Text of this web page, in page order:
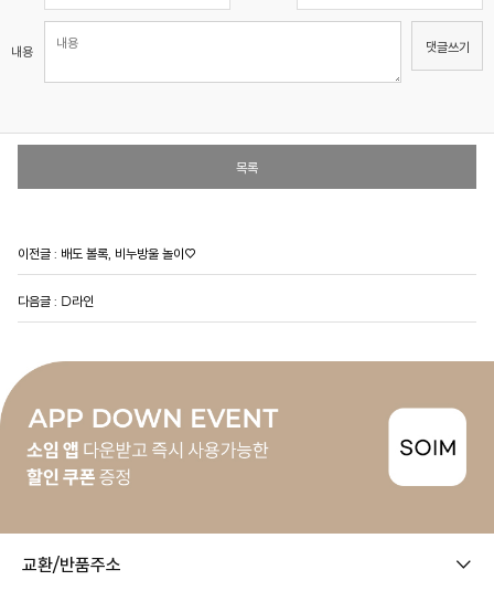
내용 댓글쓰기
목록
이전글 : 배도 볼록, 비누방울 놀이♡
다음글 : D라인
교환/반품주소